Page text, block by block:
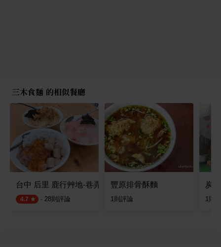
三木食麵 的相似餐廳
台中 后里 鹿行艸地-巷弄裡的冰店
4.7 · 28則評論
豐原排骨酥麵
1則評論
炭
1則